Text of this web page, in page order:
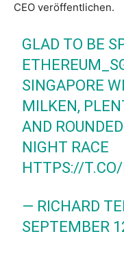
CEO veröffentlichen.
GLAD TO BE
SINGAPORE
MILKEN,
AND
NIGHT RACE
HTTPS://
— RICHARD
SEPTEMBER